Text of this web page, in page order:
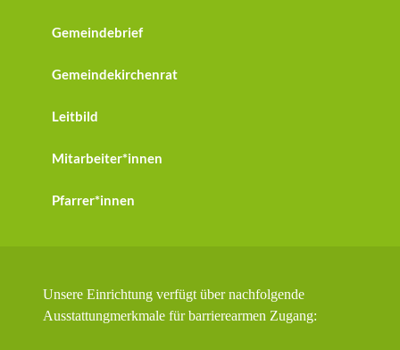
Gemeindebrief
Gemeindekirchenrat
Leitbild
Mitarbeiter*innen
Pfarrer*innen
Unsere Einrichtung verfügt über nachfolgende
Ausstattungmerkmale für barrierearmen Zugang: